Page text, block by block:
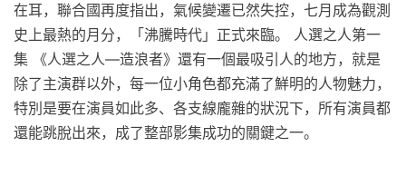
在耳，聯合國再度指出，氣候變遷已然失控，七月成為觀測
史上最熱的月分，「沸騰時代」正式來臨。 人選之人第一
集 《人選之人—造浪者》還有一個最吸引人的地方，就是
除了主演群以外，每一位小角色都充滿了鮮明的人物魅力，
特別是要在演員如此多、各支線龐雜的狀況下，所有演員都
還能跳脫出來，成了整部影集成功的關鍵之一。